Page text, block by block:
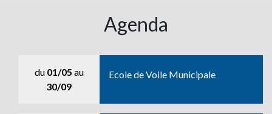
Agenda
du 01/05 au
30/09
Ecole de Voile Municipale